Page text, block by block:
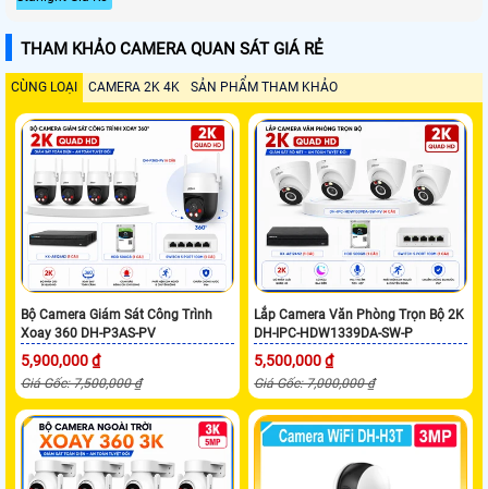
THAM KHẢO CAMERA QUAN SÁT GIÁ RẺ
CÙNG LOẠI CAMERA 2K 4K SẢN PHẨM THAM KHẢO
Bộ Camera Giám Sát Công Trình
Xoay 360 DH-P3AS-PV
5,900,000 ₫
Giá Gốc: 7,500,000 ₫
Lắp Camera Văn Phòng Trọn Bộ 2K
DH-IPC-HDW1339DA-SW-P
5,500,000 ₫
Giá Gốc: 7,000,000 ₫